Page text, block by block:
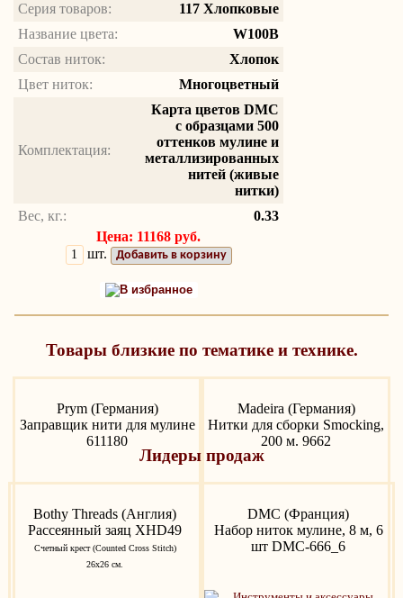
Серия товаров:
117 Хлопковые
Название цвета:
W100B
Состав ниток:
Хлопок
Цвет ниток:
Многоцветный
Комплектация:
Карта цветов DMC
с образцами 500
оттенков мулине и
металлизированных
нитей (живые
нитки)
Вес, кг.:
0.33
Цена: 11168 руб.
шт.
Добавить в корзину
В избранное
Товары близкие по тематике и технике.
Prym (Германия)
Заправщик нити для мулине
611180
Madeira (Германия)
Нитки для сборки Smocking,
200 м. 9662
Лидеры продаж
Bothy Threads (Англия)
Рассеянный заяц XHD49
Счетный крест (Counted Cross Stitch)
26х26 см.
DMC (Франция)
Набор ниток мулине, 8 м, 6
шт DMC-666_6